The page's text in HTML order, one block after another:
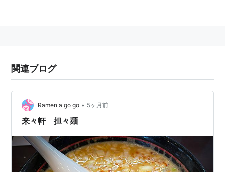
関連ブログ
Ramen a go go • 5ヶ月前
来々軒 担々麺